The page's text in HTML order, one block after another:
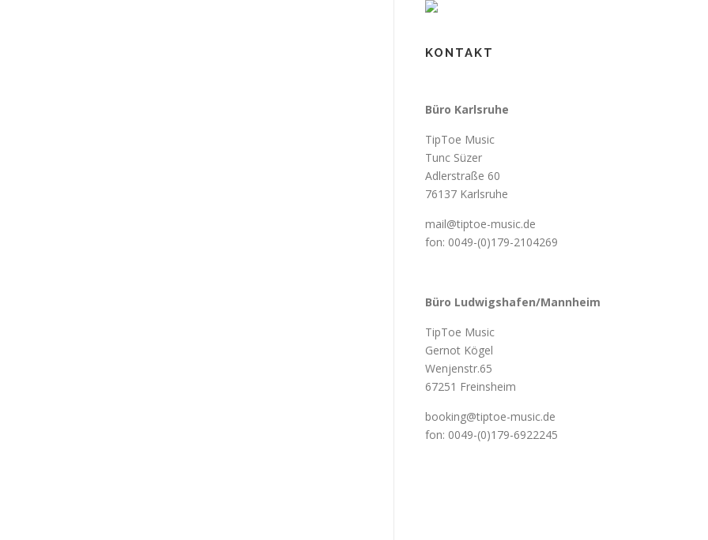
KONTAKT
Büro Karlsruhe
TipToe Music
Tunc Süzer
Adlerstraße 60
76137 Karlsruhe
mail@tiptoe-music.de
fon: 0049-(0)179-2104269
Büro Ludwigshafen/Mannheim
TipToe Music
Gernot Kögel
Wenjenstr.65
67251 Freinsheim
booking@tiptoe-music.de
fon: 0049-(0)179-6922245